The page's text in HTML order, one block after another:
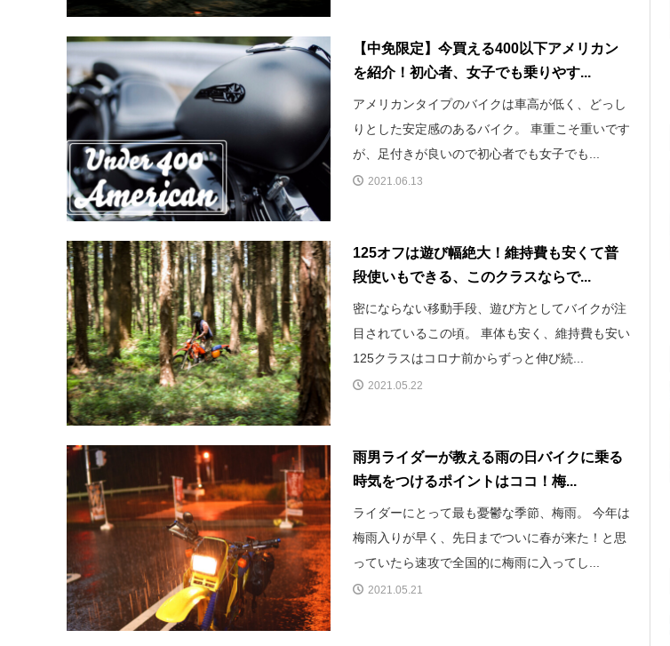
【中免限定】今買える400以下アメリカン
を紹介！初心者、女子でも乗りやす...
アメリカンタイプのバイクは車高が低く、どっし
りとした安定感のあるバイク。 車重こそ重いです
が、足付きが良いので初心者でも女子でも...
2021.06.13
125オフは遊び幅絶大！維持費も安くて普
段使いもできる、このクラスならで...
密にならない移動手段、遊び方としてバイクが注
目されているこの頃。 車体も安く、維持費も安い
125クラスはコロナ前からずっと伸び続...
2021.05.22
雨男ライダーが教える雨の日バイクに乗る
時気をつけるポイントはココ！梅...
ライダーにとって最も憂鬱な季節、梅雨。 今年は
梅雨入りが早く、先日までついに春が来た！と思
っていたら速攻で全国的に梅雨に入ってし...
2021.05.21